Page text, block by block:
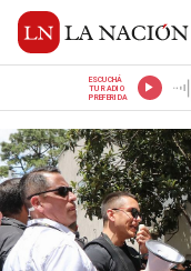
ESCUCHÁ
TU RADIO
PREFERIDA